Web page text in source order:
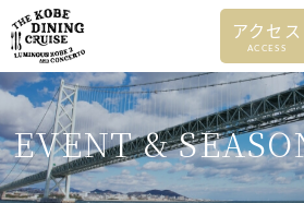
アクセス
ACCESS
EVENT &